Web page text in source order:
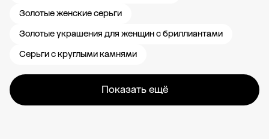
Золотые женские серьги
Золотые украшения для женщин с бриллиантами
Серьги с круглыми камнями
Показать ещё